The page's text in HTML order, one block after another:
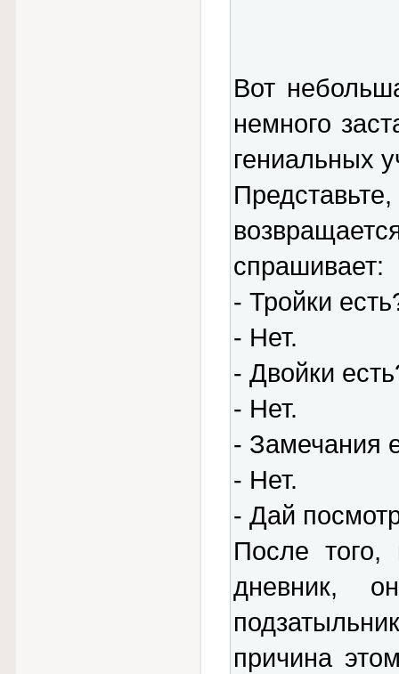
Вот
немного
гениальных
спрашивает:
- Тройки
- Нет.
- Двойки
- Нет.
- Замечания
- Нет.
- Дай
После того,
дневник,
причина